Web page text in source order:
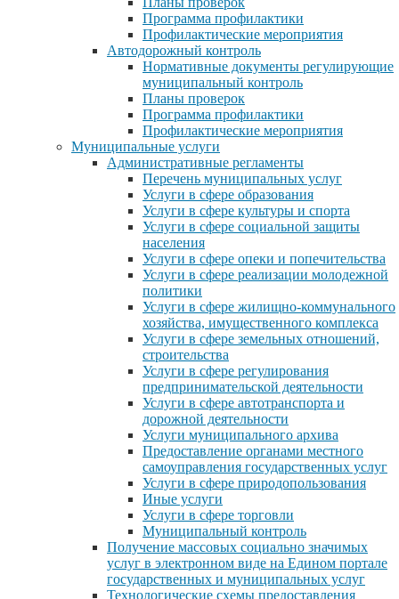
Программа профилактики
Профилактические мероприятия
Автодорожный контроль
Нормативные документы регулирующие
муниципальный контроль
Планы проверок
Программа профилактики
Профилактические мероприятия
Муниципальные услуги
Административные регламенты
Перечень муниципальных услуг
Услуги в сфере образования
Услуги в сфере культуры и спорта
Услуги в сфере социальной защиты
населения
Услуги в сфере опеки и попечительства
Услуги в сфере реализации молодежной
политики
Услуги в сфере жилищно-коммунального
хозяйства, имущественного комплекса
Услуги в сфере земельных отношений,
строительства
Услуги в сфере регулирования
предпринимательской деятельности
Услуги в сфере автотранспорта и
дорожной деятельности
Услуги муниципального архива
Предоставление органами местного
самоуправления государственных услуг
Услуги в сфере природопользования
Иные услуги
Услуги в сфере торговли
Муниципальный контроль
Получение массовых социально значимых
услуг в электронном виде на Едином портале
государственных и муниципальных услуг
Технологические схемы предоставления